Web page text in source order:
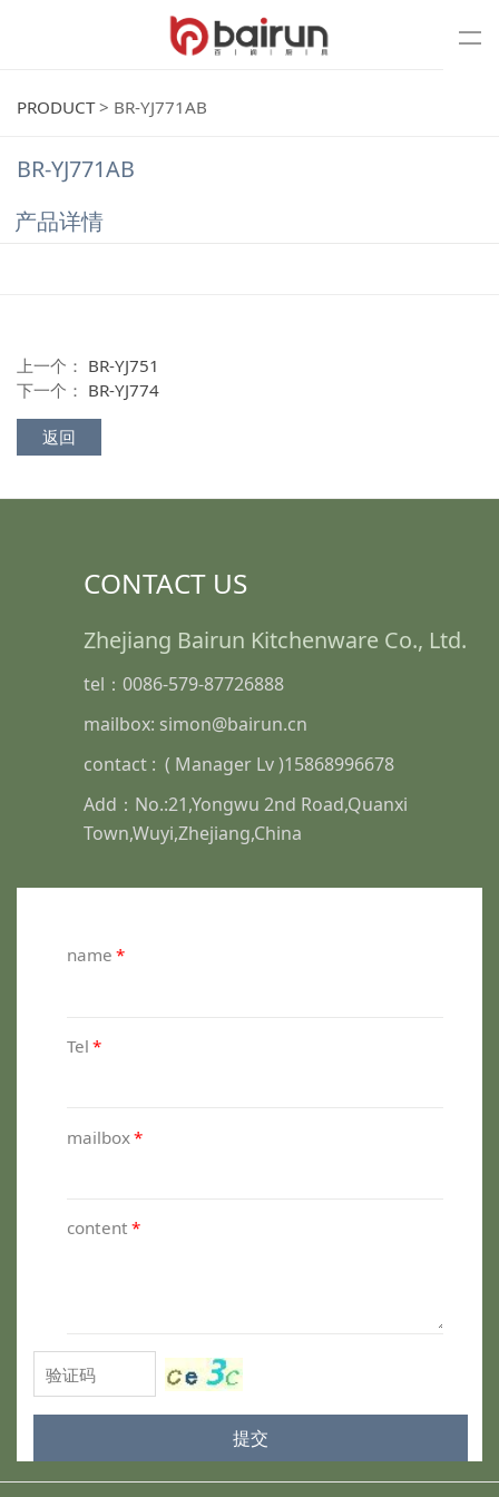
PRODUCT> BR-YJ771AB
BR-YJ771AB
产品详情
上一个： BR-YJ751
下一个： BR-YJ774
返回
CONTACT US
Zhejiang Bairun Kitchenware Co., Ltd.
tel：0086-579-87726888
mailbox: simon@bairun.cn
contact : ( Manager Lv )15868996678
Add：No.:21,Yongwu 2nd Road,Quanxi
Town,Wuyi,Zhejiang,China
name *
Tel *
mailbox*
content *
提交